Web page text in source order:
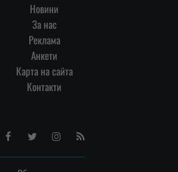
Новини
За нас
Реклама
Анкети
Карта на сайта
Контакти
FacebookTwitterInstagram
RSS